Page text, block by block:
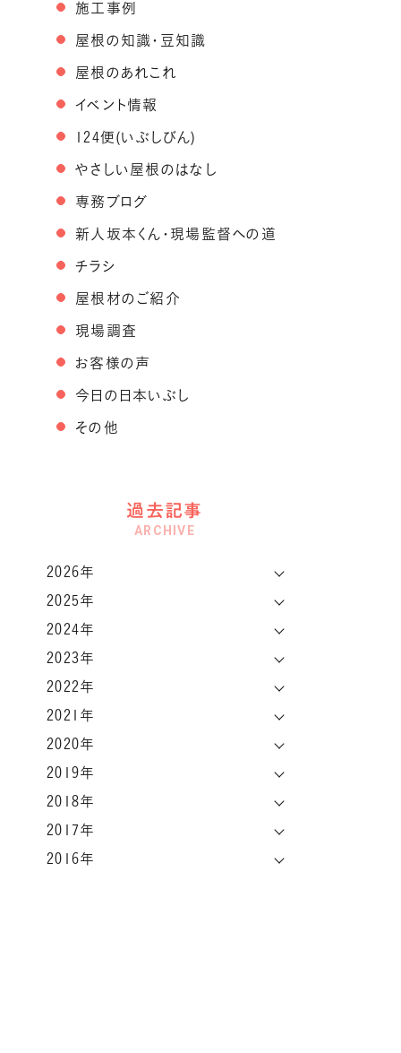
施工事例
屋根の知識・豆知識
屋根のあれこれ
イベント情報
124便(いぶしびん)
やさしい屋根のはなし
専務ブログ
新人坂本くん・現場監督への道
チラシ
屋根材のご紹介
現場調査
お客様の声
今日の日本いぶし
その他
過去記事
ARCHIVE
2026年
2025年
2024年
2023年
2022年
2021年
2020年
2019年
2018年
2017年
2016年